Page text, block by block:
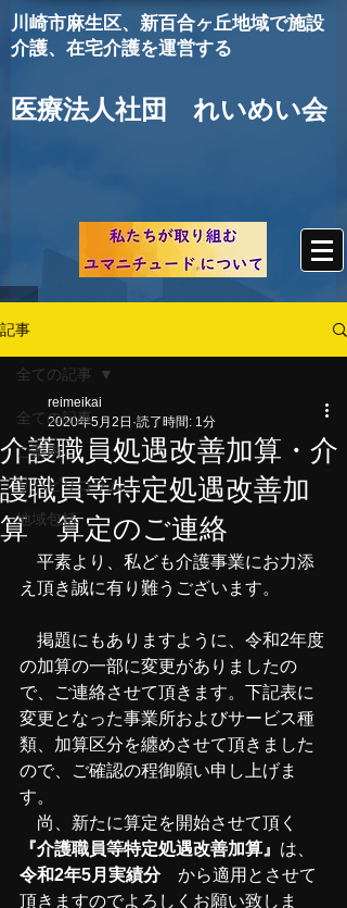
川崎市麻生区、新百合ヶ丘地域で施設
介護、在宅介護を運営する
医療法人社団 れいめい会
記事
全ての記事
ご案内
リハビリコラム
地域包括
全ての記事
介護職員処遇改善加算・介
護職員等特定処遇改善加
算 算定のご連絡
reimeikai
2020年5月2日 読了時間: 1分
平素より、私ども介護事業にお力添
え頂き誠に有り難うございます。
掲題にもありますように、令和2年度
の加算の一部に変更がありましたの
で、ご連絡させて頂きます。下記表に
変更となった事業所およびサービス種
類、加算区分を纏めさせて頂きました
ので、ご確認の程御願い申し上げま
す。
尚、新たに算定を開始させて頂く
『介護職員等特定処遇改善加算』 は、
令和2年5月実績分 から適用とさせて
頂きますのでよろしくお願い致しま